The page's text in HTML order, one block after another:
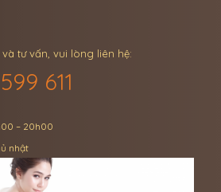
tư vấn, vui lòng liên hệ:
611
– 20h00
nhật